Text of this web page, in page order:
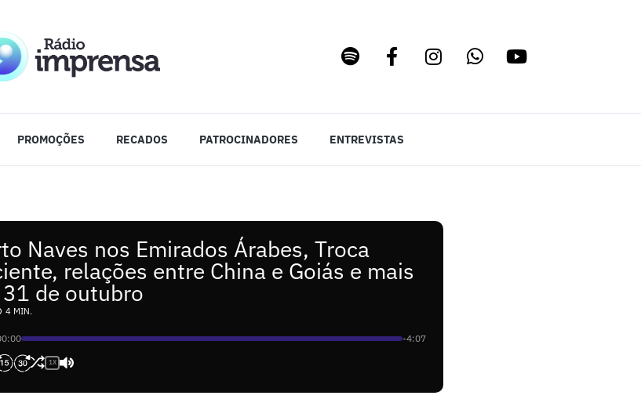
PROMOÇÕES RECADOS PATROCINADORES ENTREVISTAS
Naves nos Emirados Árabes, Troca
relações entre China e Goiás e mais
de outubro
4 MIN.
-4:07
1X